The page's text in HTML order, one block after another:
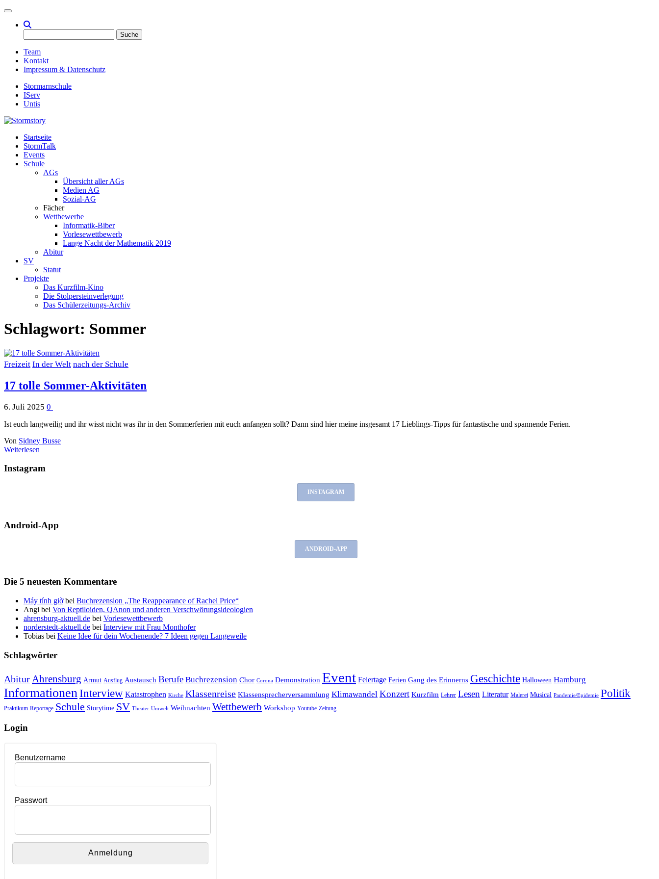
Toggle navigation
nach:
Team
Kontakt
Impressum & Datenschutz
Stormarnschule
IServ
Untis
Stormstory
Eure digitale Schülerzeitung
Startseite
StormTalk
Events
Schule
AGs
Übersicht aller AGs
Medien AG
Sozial-AG
Fächer
Wettbewerbe
Informatik-Biber
Vorlesewettbewerb
Lange Nacht der Mathematik 2019
Abitur
SV
Statut
Projekte
Das Kurzfilm-Kino
Die Stolpersteinverlegung
Das Schülerzeitungs-Archiv
Schlagwort: Sommer
Freizeit In der Welt nach der Schule
17 tolle Sommer-Aktivitäten
6. Juli 2025 0
Ist euch langweilig und ihr wisst nicht was ihr in den Sommerferien mit euch anfangen sollt? Dann sind hier meine insgesamt 17 Lieblings-Tipps für fantastische und spannende Ferien.
Von Sidney Busse
Weiterlesen
Instagram
INSTAGRAM
Android-App
ANDROID-APP
Die 5 neuesten Kommentare
Máy tính giờbei Buchrezension „The Reappearance of Rachel Price“
Angi bei Von Reptiloiden, QAnon und anderen Verschwörungsideologien
ahrensburg-aktuell.de bei Vorlesewettbewerb
norderstedt-aktuell.de bei Interview mit Frau Monthofer
Tobias bei Keine Idee für dein Wochenende? 7 Ideen gegen Langeweile
Schlagwörter
AbiturAhrensburg Armut Ausflug Austausch Berufe Buchrezension Chor Corona Demonstration Event Feiertage Ferien Gang des Erinnerns Geschichte Halloween Hamburg
InformationenInterview Katastrophen Kirche Klassenreise Klassensprecherversammlung Klimawandel Konzert Kurzfilm Lehrer Lesen Literatur Malerei Musical Pandemie/Epidemie Politik
Praktikum Reportage Schule Storytime SV Theater Umwelt Weihnachten Wettbewerb Workshop Youtube Zeitung
Login
Benutzername
Passwort